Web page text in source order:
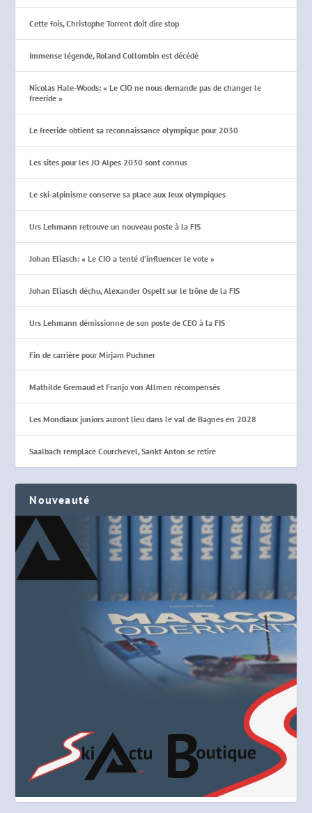
Cette fois, Christophe Torrent doit dire stop
Immense légende, Roland Collombin est décédé
Nicolas Hale-Woods: « Le CIO ne nous demande pas de changer le
freeride »
Le freeride obtient sa reconnaissance olympique pour 2030
Les sites pour les JO Alpes 2030 sont connus
Le ski-alpinisme conserve sa place aux Jeux olympiques
Urs Lehmann retrouve un nouveau poste à la FIS
Johan Eliasch: « Le CIO a tenté d’influencer le vote »
Johan Eliasch déchu, Alexander Ospelt sur le trône de la FIS
Urs Lehmann démissionne de son poste de CEO à la FIS
Fin de carrière pour Mirjam Puchner
Mathilde Gremaud et Franjo von Allmen récompensés
Les Mondiaux juniors auront lieu dans le val de Bagnes en 2028
Saalbach remplace Courchevel, Sankt Anton se retire
Nouveauté